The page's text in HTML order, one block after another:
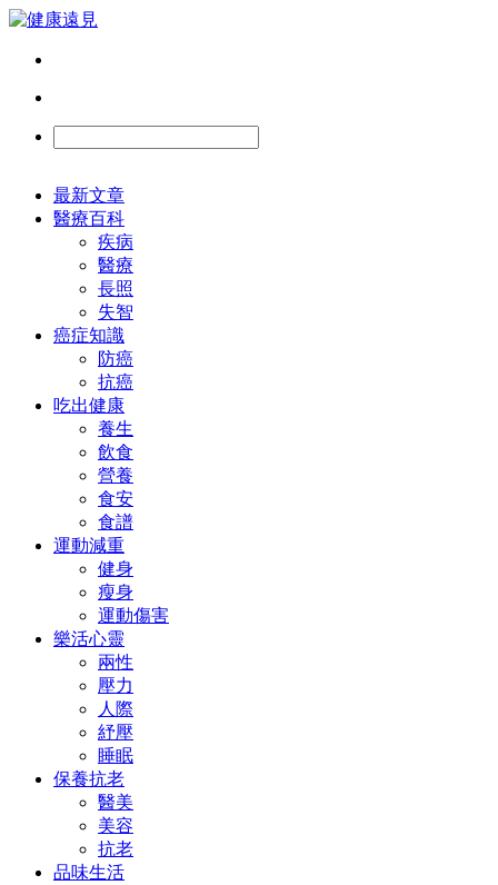
最新文章
醫療百科
疾病
醫療
長照
失智
癌症知識
防癌
抗癌
吃出健康
養生
飲食
營養
食安
食譜
運動減重
健身
瘦身
運動傷害
樂活心靈
兩性
壓力
人際
紓壓
睡眠
保養抗老
醫美
美容
抗老
品味生活